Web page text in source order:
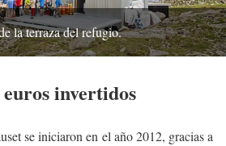
la terraza del refugio.
invertidos
se iniciaron en el año 2012, gracias a